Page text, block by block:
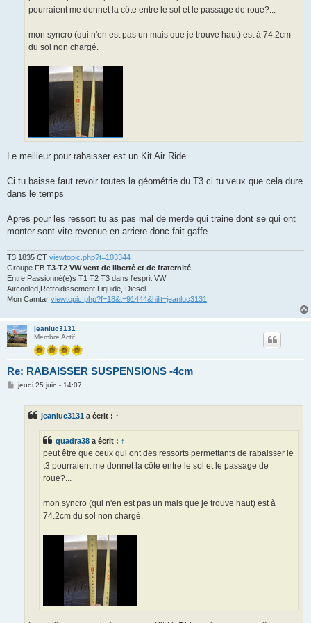
pourraient me donnet la côte entre le sol et le passage de roue?...
mon syncro (qui n'en est pas un mais que je trouve haut) est à 74.2cm
du sol non chargé.
Le meilleur pour rabaisser est un Kit Air Ride
Ci tu baisse faut revoir toutes la géométrie du T3 ci tu veux que cela dure
dans le temps
Apres pour les ressort tu as pas mal de merde qui traine dont se qui ont
monter sont vite revenue en arriere donc fait gaffe
T3 1835 CT viewtopic.php?t=103344
Groupe FB T3-T2 VW vent de liberté et de fraternité
Entre Passionné(e)s T1 T2 T3 dans l'esprit VW
Aircooled,Refroidissement Liquide, Diesel
Mon Camtar viewtopic.php?f=18&t=91444&hilit=jeanluc3131
jeanluc3131
Membre Actif
Re: RABAISSER SUSPENSIONS -4cm
Mjeudi 25 juin - 14:07
jeanluc3131 a écrit : ↑
quadra38 a écrit : ↑
peut être que ceux qui ont des ressorts permettants de rabaisser le
t3 pourraient me donnet la côte entre le sol et le passage de
roue?...
mon syncro (qui n'en est pas un mais que je trouve haut) est à
74.2cm du sol non chargé.